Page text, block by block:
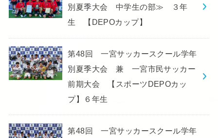
別夏季大会 中学生の部≫ ３年
生 【DEPOカップ】
第48回 一宮サッカースクール学年
別夏季大会 兼 一宮市民サッカー
前期大会 【スポーツDEPOカッ
プ】６年生
第48回 一宮サッカースクール学年